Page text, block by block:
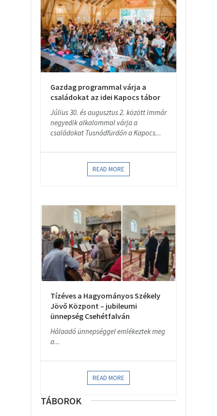
Gazdag programmal várja a
családokat az idei Kapocs tábor
Július 30. és augusztus 2. között immár
negyedik alkalommal várja a
családokat Tusnádfürdőn a Kapocs...
READ MORE
Tízéves a Hagyományos Székely
Jövő Központ – jubileumi
ünnepség Csehétfalván
Hálaadó ünnepséggel emlékeztek meg
a...
READ MORE
TÁBOROK